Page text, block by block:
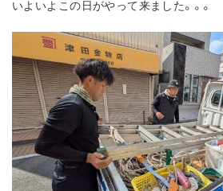
いよいよこの日がやって来ました。。。